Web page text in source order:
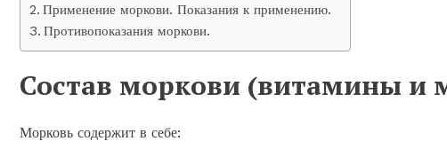
Применение моркови. Показания к применению.
Противопоказания моркови.
Состав моркови (витамины и
Морковь содержит в себе: